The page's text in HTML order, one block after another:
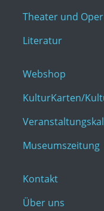
Theater und Oper
Literatur
Webshop
KulturKarten/
Museumszeitung
Kontakt
Über uns